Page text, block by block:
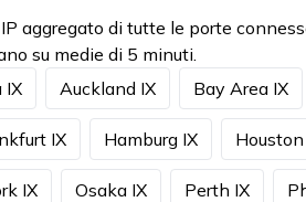
aggregato di tutte le porte
su medie di 5 minuti.
IX Auckland IX Bay Area IX
IX Hamburg IX Houston
IX Osaka IX Perth IX